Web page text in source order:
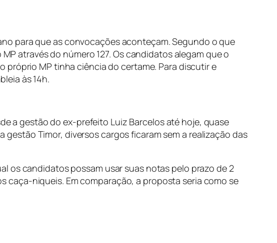
para que as convocações aconteçam. Segundo o que
através do número 127. Os candidatos alegam que o
MP tinha ciência do certame. Para discutir e
às 14h.
a gestão do ex-prefeito Luiz Barcelos até hoje, quase
Timor, diversos cargos ficaram sem a realização das
os candidatos possam usar suas notas pelo prazo de 2
caça-niqueis. Em comparação, a proposta seria como se